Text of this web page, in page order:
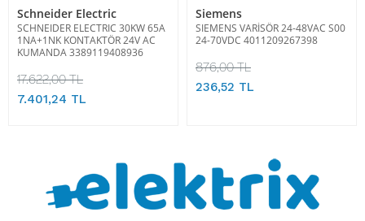
Schneider Electric
SCHNEIDER ELECTRIC 30KW 65A
1NA+1NK KONTAKTÖR 24V AC
KUMANDA 3389119408936
17.622,00 TL
7.401,24 TL
Siemens
SIEMENS VARİSÖR 24-48VAC S00
24-70VDC 4011209267398
876,00 TL
236,52 TL